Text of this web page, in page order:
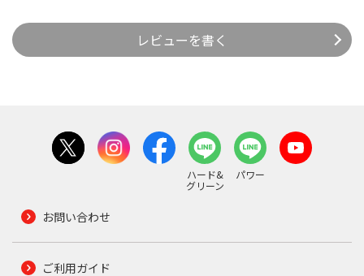
レビューを書く
ハード&
グリーン
パワー
お問い合わせ
ご利用ガイド